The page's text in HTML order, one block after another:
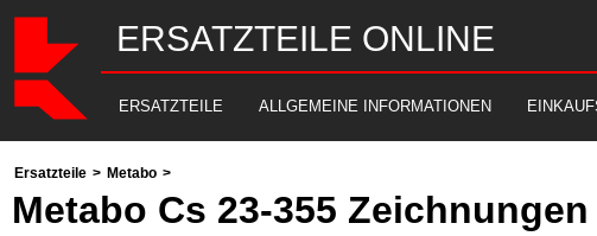
ERSATZTEILE ONLINE
ERSATZTEILE ALLGEMEINE INFORMATIONEN
Ersatzteile > Metabo >
Metabo Cs 23-355